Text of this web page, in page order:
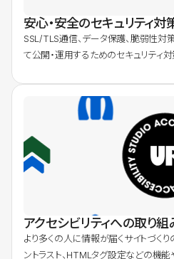
安心・安全のセキュリティ対
SSL/TLS通信、データ保護、脆弱性対
て公開・運用するためのセキュリティ対
アクセシビリティへの取り組
より多くの人に情報が届くサイトづくり
ントラスト、HTMLタグ設定などの機能